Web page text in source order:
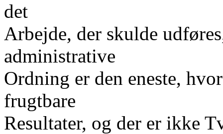
det
Arbejde, der skulde
administrative
Ordning er den eneste,
frugtbare
Resultater, og der er ikke